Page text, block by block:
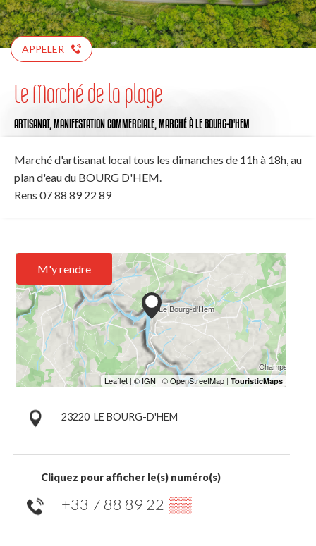
APPELER
Le Marché de la plage
ARTISANAT, MANIFESTATION COMMERCIALE, MARCHÉÀ LE BOURG-D'HEM
Marché d'artisanat local tous les dimanches de 11h à 18h, au
plan d'eau du BOURG D'HEM.
Rens 07 88 89 22 89
M'y rendre
23220 LE BOURG-D'HEM
Cliquez pour afficher le(s) numéro(s)
+33 7 88 89 22 ▒▒